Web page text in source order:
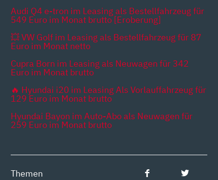
Audi Q4 e-tron im Leasing als Bestellfahrzeug für
549 Euro im Monat brutto [Eroberung]
💥 VW Golf im Leasing als Bestellfahrzeug für 87
Euro im Monat netto
Cupra Born im Leasing als Neuwagen für 342
Euro im Monat brutto
🔥 Hyundai i20 im Leasing Als Vorlauffahrzeug für
129 Euro im Monat brutto
Hyundai Bayon im Auto-Abo als Neuwagen für
259 Euro im Monat brutto
Themen